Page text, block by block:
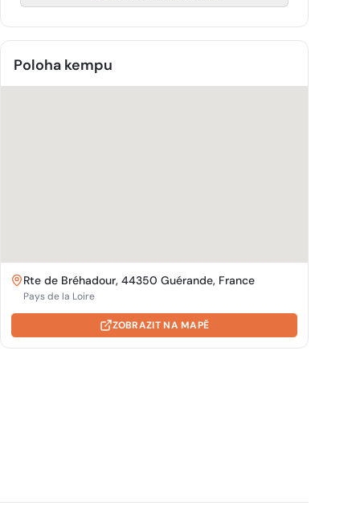
Poloha kempu
Rte de Bréhadour, 44350 Guérande, France
Pays de la Loire
ZOBRAZIT NA MAPĚ